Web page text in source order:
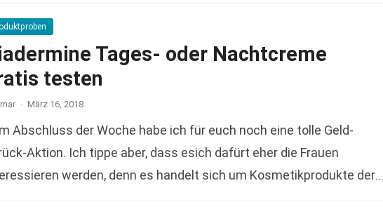
Tages- oder Nachtcreme
testen
· März 16, 2018
Abschluss der Woche habe ich für euch noch eine tolle Geld-
Aktion. Ich tippe aber, dass esich dafürt eher die Frauen
werden, denn es handelt sich um Kosmetikprodukte der…